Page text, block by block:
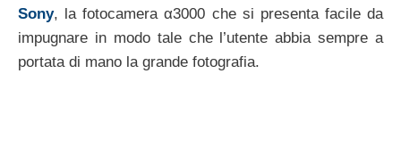
Sony, la fotocamera α3000 che si presenta facile da
impugnare in modo tale che l’utente abbia sempre a
portata di mano la grande fotografia.